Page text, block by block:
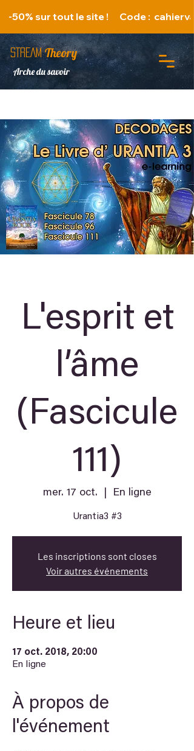
-50% sur tout le site !      Code :
STREAM Theory
Arche du savoir
L'esprit et
l’âme
(Fascicule
111)
mer. 17 oct. En ligne
Les inscriptions sont closes
Voir autres événements
Heure et lieu
17 oct. 2018, 20:00
En ligne
À propos de
l'événement